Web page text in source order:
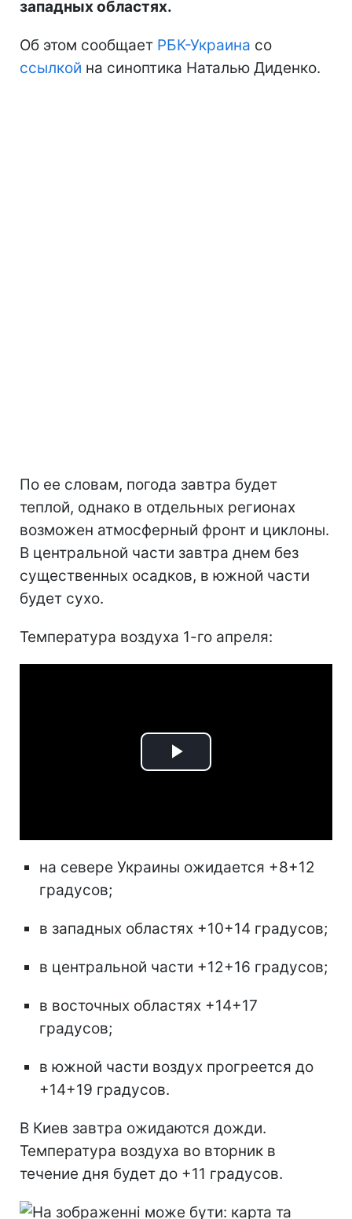
западных областях.
Об этом сообщает РБК-Украина со
ссылкой на синоптика Наталью Диденко.
По ее словам, погода завтра будет
теплой, однако в отдельных регионах
возможен атмосферный фронт и циклоны.
В центральной части завтра днем без
существенных осадков, в южной части
будет сухо.
Температура воздуха 1-го апреля:
Play
на севере Украины ожидается +8+12
градусов;
в западных областях +10+14 градусов;
в центральной части +12+16 градусов;
в восточных областях +14+17
градусов;
в южной части воздух прогреется до
+14+19 градусов.
В Киев завтра ожидаются дожди.
Температура воздуха во вторник в
течение дня будет до +11 градусов.